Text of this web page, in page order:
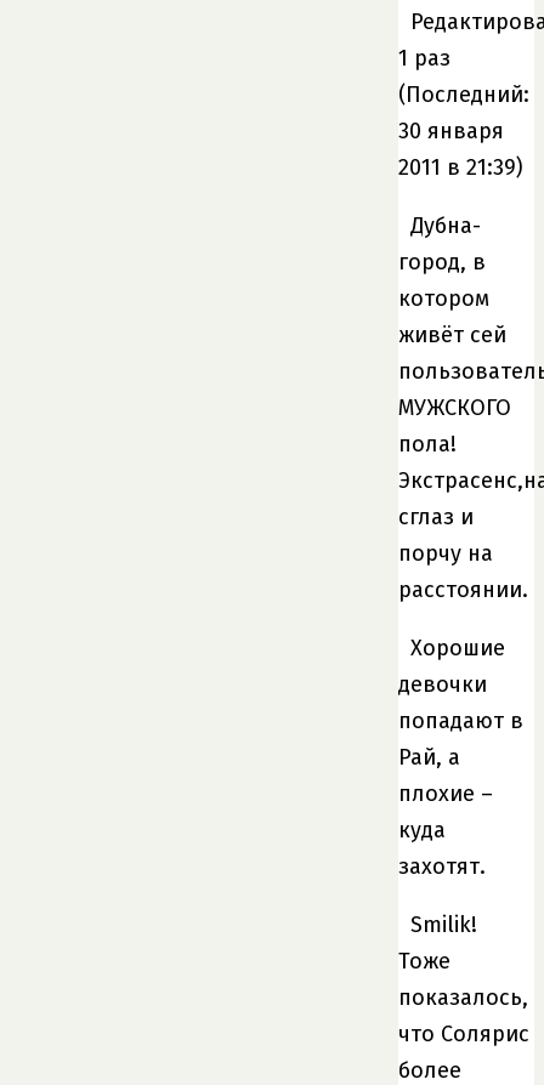
1 раз
(Последний:
30 января
2011 в 21:39)
Дубна-
город, в
котором
живёт сей
МУЖСКОГО
пола!
сглаз и
порчу на
расстоянии.
Хорошие
девочки
попадают в
Рай, а
плохие –
куда
захотят.
Smilik!
Тоже
показалось,
что Солярис
более